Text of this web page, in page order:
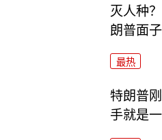
灭人种
朗普面
最热
特朗普
手就是一